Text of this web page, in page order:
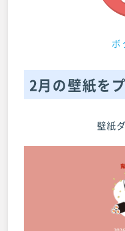
ボ
2月の壁紙を
壁紙